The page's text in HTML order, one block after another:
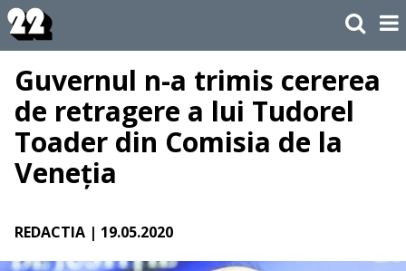
Guvernul n-a trimis cererea
de retragere a lui Tudorel
Toader din Comisia de la
Veneția
REDACTIA | 19.05.2020